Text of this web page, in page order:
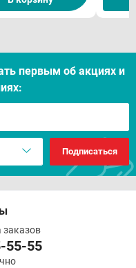
первым об акцияx и
Подписаться
заказов
55-55